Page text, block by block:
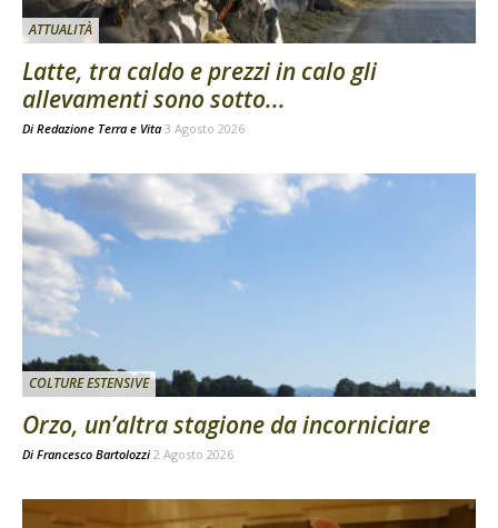
ATTUALITÀ
Latte, tra caldo e prezzi in calo gli
allevamenti sono sotto...
Di Redazione Terra e Vita 3 Agosto 2026
COLTURE ESTENSIVE
Orzo, un’altra stagione da incorniciare
Di Francesco Bartolozzi 2 Agosto 2026